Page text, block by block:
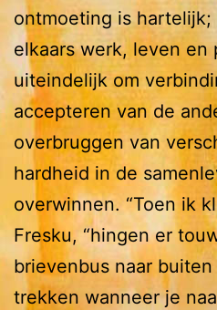
ontmoeting is
elkaars werk, leven
uiteindelijk om
accepteren van de
overbruggen van
hardheid in de
overwinnen. “Toen ik
Fresku, “hingen er
brievenbus naar
trekken wanneer je